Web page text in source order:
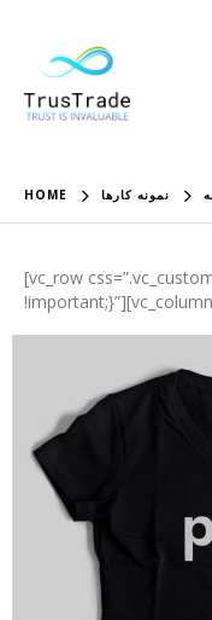
HOME نمونه کارها
[vc_row